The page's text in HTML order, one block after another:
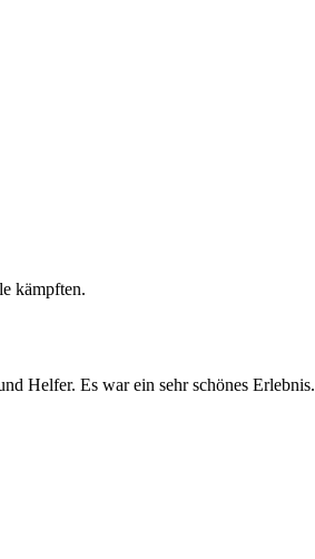
kämpften.
Helfer. Es war ein sehr schönes Erlebnis.